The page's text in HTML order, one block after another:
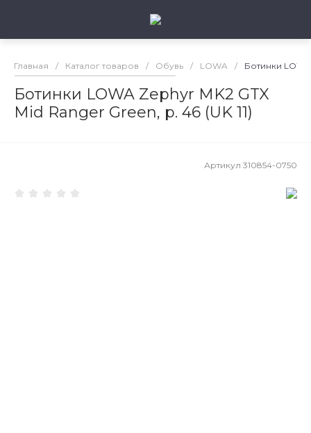
Главная / Каталог товаров / Обувь / LOWA / Ботинки LOWA
Ботинки LOWA Zephyr MK2 GTX
Mid Ranger Green, р. 46 (UK 11)
Артикул 310854-0750